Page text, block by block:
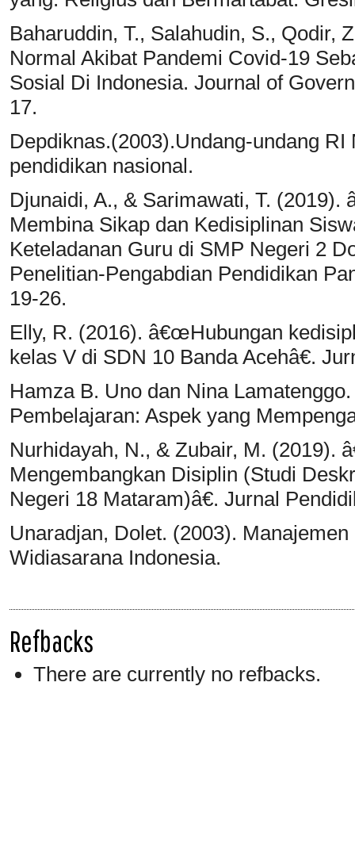
Baharuddin, T., Salahudin, S., Qodir,
Normal Akibat Pandemi Covid-19
Sosial Di Indonesia. Journal of
17.
Depdiknas.(2003).Undang-undang
pendidikan nasional.
Djunaidi, A., & Sarimawati, T.
Membina Sikap dan Kedisiplinan
Keteladanan Guru di SMP Negeri 2
Penelitian-Pengabdian Pendidikan
19-26.
Elly, R. (2016). â€œHubungan
kelas V di SDN 10 Banda Acehâ€.
Hamza B. Uno dan Nina
Pembelajaran: Aspek yang
Nurhidayah, N., & Zubair, M. (2019).
Mengembangkan Disiplin (Studi
Negeri 18 Mataram)â€. Jurnal
Unaradjan, Dolet. (2003).
Widiasarana Indonesia.
Refbacks
There are currently no refbacks.